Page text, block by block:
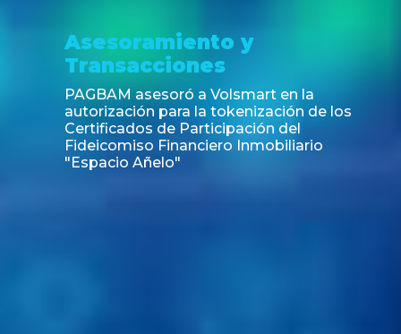
Asesoramiento y
Transacciones
PAGBAM asesoró a Volsmart en la
autorización para la tokenización de los
Certificados de Participación del
Fideicomiso Financiero Inmobiliario
"Espacio Añelo"